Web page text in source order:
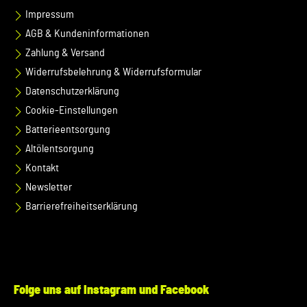
Impressum
AGB & Kundeninformationen
Zahlung & Versand
Widerrufsbelehrung & Widerrufsformular
Datenschutzerklärung
Cookie-Einstellungen
Batterieentsorgung
Altölentsorgung
Kontakt
Newsletter
Barrierefreiheitserklärung
Folge uns auf Instagram und Facebook